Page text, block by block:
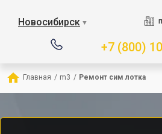
Новосибирск ▼
+7 (800)
Главная / m3 / Ремонт сим лотка